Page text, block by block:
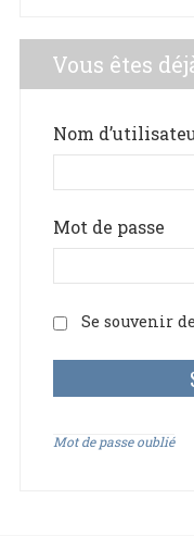
Vous êtes
Nom
Mot de passe
Se souvenir
Mot de passe oublié